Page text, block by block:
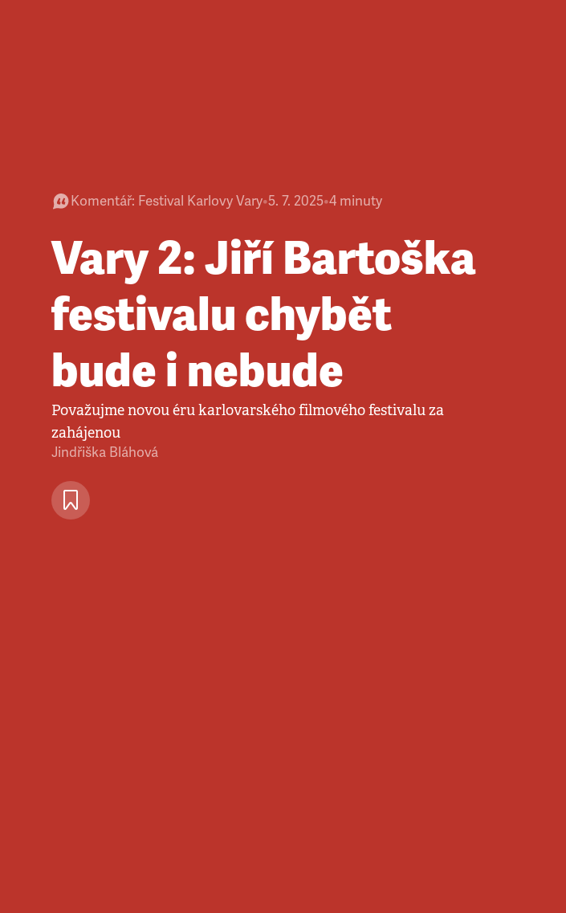
Komentář: Festival Karlovy Vary•5. 7. 2025•4 minuty
Vary 2: Jiří Bartoška
festivalu chybět
bude i nebude
Považujme novou éru karlovarského filmového festivalu za
zahájenou
Jindřiška Bláhová